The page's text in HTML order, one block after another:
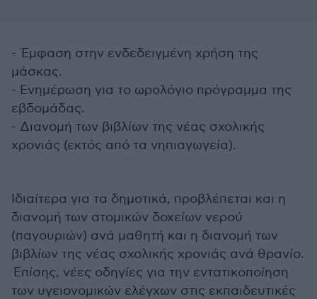
- Έμφαση στην ενδεδειγμένη χρήση της
μάσκας.
- Ενημέρωση για το ωρολόγιο πρόγραμμα της
εβδομάδας.
- Διανομή των βιβλίων της νέας σχολικής
χρονιάς (εκτός από τα νηπιαγωγεία).
Ιδιαίτερα για τα δημοτικά, προβλέπεται και η
διανομή των ατομικών δοχείων νερού
(παγουριών) ανά μαθητή και η διανομή των
βιβλίων της νέας σχολικής χρονιάς ανά θρανίο.
Eπίσης, νέες οδηγίες για την εντατικοποίηση
των υγειονομικών ελέγχων στις εκπαιδευτικές